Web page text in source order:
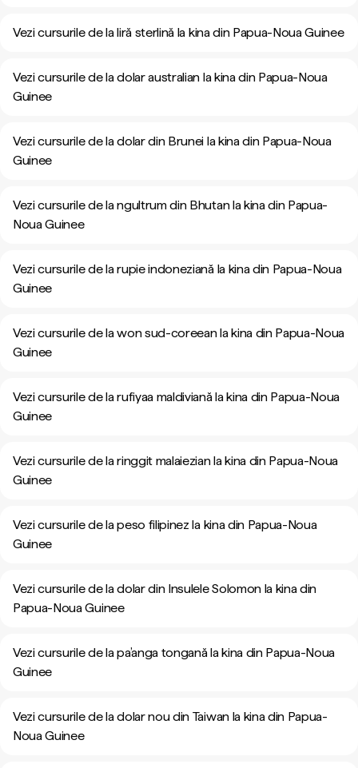
Vezi cursurile de la liră sterlină la kina din Papua-Noua Guinee
Vezi cursurile de la dolar australian la kina din Papua-Noua
Guinee
Vezi cursurile de la dolar din Brunei la kina din Papua-Noua
Guinee
Vezi cursurile de la ngultrum din Bhutan la kina din Papua-
Noua Guinee
Vezi cursurile de la rupie indoneziană la kina din Papua-Noua
Guinee
Vezi cursurile de la won sud-coreean la kina din Papua-Noua
Guinee
Vezi cursurile de la rufiyaa maldiviană la kina din Papua-Noua
Guinee
Vezi cursurile de la ringgit malaiezian la kina din Papua-Noua
Guinee
Vezi cursurile de la peso filipinez la kina din Papua-Noua
Guinee
Vezi cursurile de la dolar din Insulele Solomon la kina din
Papua-Noua Guinee
Vezi cursurile de la pa’anga tongană la kina din Papua-Noua
Guinee
Vezi cursurile de la dolar nou din Taiwan la kina din Papua-
Noua Guinee